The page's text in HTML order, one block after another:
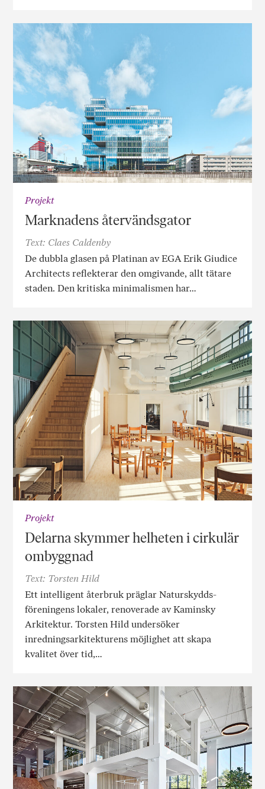
Projekt
Marknadens återvändsgator
Text: Claes Caldenby
De dubbla glasen på Platinan av EGA Erik Giudice
Architects reflekterar den omgivande, allt tätare
staden. Den kritiska minimalismen har…
Projekt
Delarna skymmer helheten i cirkulär
ombyggnad
Text: Torsten Hild
Ett intelligent återbruk präglar Naturskydds­
föreningens lokaler, renoverade av Kaminsky
Arkitektur. Torsten Hild undersöker
inredningsarkitekturens möjlighet att skapa
kvalitet över tid,…